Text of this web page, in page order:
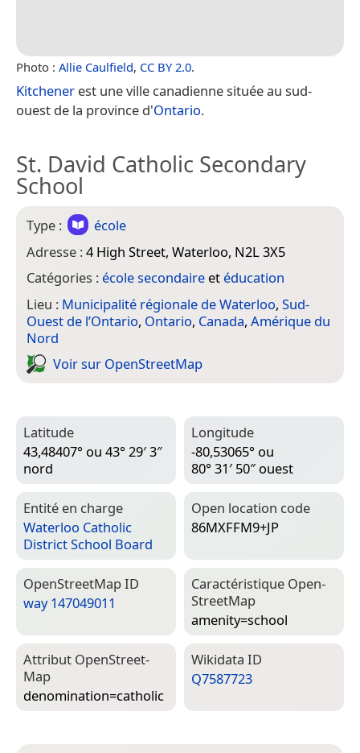
Photo : Allie Caulfield, CC BY 2.0.
Kitchener est une ville canadienne située au sud-
ouest de la province d'Ontario.
St. David Catholic Secondary
School
Type :
école
Adresse :4 High Street, Waterloo, N2L 3X5
Catégories : école secondaire et éducation
Lieu : Municipalité régionale de Waterloo, Sud-
Ouest de l’Ontario, Ontario, Canada, Amérique du
Nord
Voir sur Open­Street­Map
Latitude
43,48407° ou 43° 29′ 3″
nord
Longitude
-80,53065° ou
80° 31′ 50″ ouest
Entité en charge
Waterloo Catholic
District School Board
Open location code
86MXFFM9+JP
Open­Street­Map ID
way 147049011
Caractéristique Open­
Street­Map
amenity=­school
Attribut Open­Street­
Map
denomination=­catholic
Wiki­data ID
Q7587723